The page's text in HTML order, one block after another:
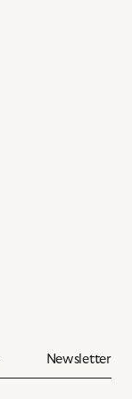
Newsletter